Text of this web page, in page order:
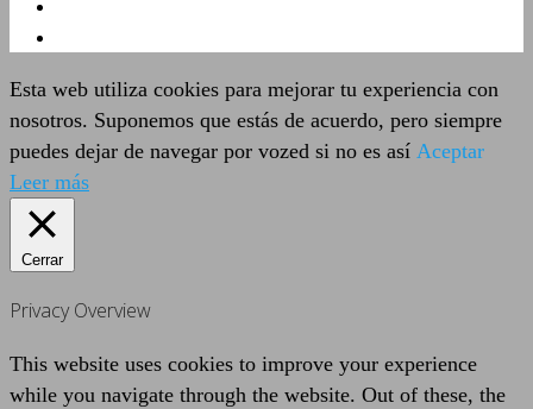
Esta web utiliza cookies para mejorar tu experiencia con
nosotros. Suponemos que estás de acuerdo, pero siempre
puedes dejar de navegar por vozed si no es así Aceptar
Leer más
Cerrar
Privacy Overview
This website uses cookies to improve your experience
while you navigate through the website. Out of these, the